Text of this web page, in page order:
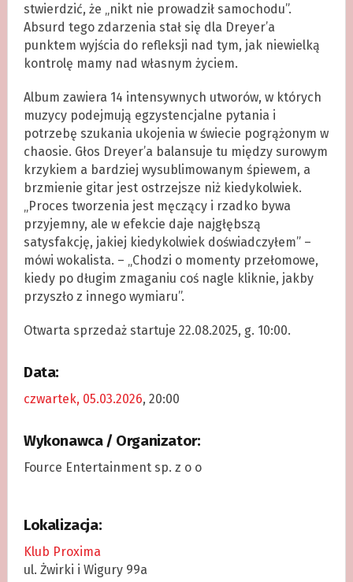
stwierdzić, że „nikt nie prowadził samochodu”.
Absurd tego zdarzenia stał się dla Dreyer’a
punktem wyjścia do refleksji nad tym, jak niewielką
kontrolę mamy nad własnym życiem.
Album zawiera 14 intensywnych utworów, w których
muzycy podejmują egzystencjalne pytania i
potrzebę szukania ukojenia w świecie pogrążonym w
chaosie. Głos Dreyer’a balansuje tu między surowym
krzykiem a bardziej wysublimowanym śpiewem, a
brzmienie gitar jest ostrzejsze niż kiedykolwiek.
„Proces tworzenia jest męczący i rzadko bywa
przyjemny, ale w efekcie daje najgłębszą
satysfakcję, jakiej kiedykolwiek doświadczyłem” –
mówi wokalista. – „Chodzi o momenty przełomowe,
kiedy po długim zmaganiu coś nagle kliknie, jakby
przyszło z innego wymiaru”.
Otwarta sprzedaż startuje 22.08.2025, g. 10:00.
Data:
czwartek, 05.03.2026, 20:00
Wykonawca / Organizator:
Fource Entertainment sp. z o o
Lokalizacja:
Klub Proxima
ul. Żwirki i Wigury 99a